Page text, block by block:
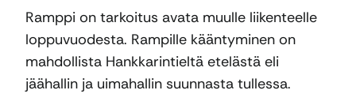
Ramppi on tarkoitus avata muulle liikenteelle
loppuvuodesta. Rampille kääntyminen on
mahdollista Hankkarintieltä etelästä eli
jäähallin ja uimahallin suunnasta tullessa.